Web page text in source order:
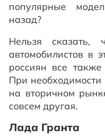
популярные
назад?
Нельзя сказать,
автомобилистов в
россиян все
При необходимости
на вторичном
совсем другая.
Лада Гранта